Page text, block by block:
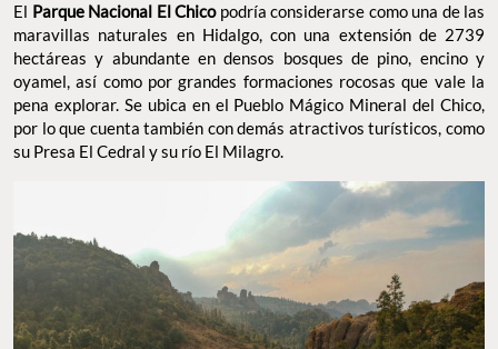
El Parque Nacional El Chicopodría considerarse como una de las
maravillas naturales en Hidalgo, con una extensión de 2739
hectáreas y abundante en densos bosques de pino, encino y
oyamel, así como por grandes formaciones rocosas que vale la
pena explorar. Se ubica en el Pueblo Mágico Mineral del Chico,
por lo que cuenta también con demás atractivos turísticos, como
su Presa El Cedral y su río El Milagro.